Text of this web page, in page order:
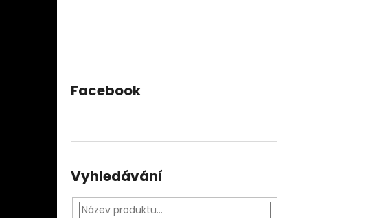
Facebook
Vyhledávání